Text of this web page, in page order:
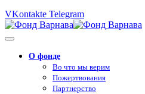
VKontakte Telegram
О фонде
Во что мы верим
Пожертвования
Партнерство